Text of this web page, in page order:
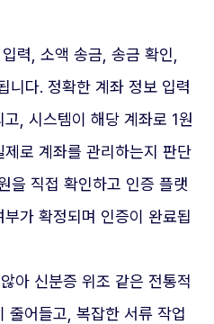
력, 소액 송금, 송금 확인,
니다. 정확한 계좌 정보 입력
, 시스템이 해당 계좌로 1원
로 계좌를 관리하는지 판단
을 직접 확인하고 인증 플랫
가 확정되며 인증이 완료됩
아 신분증 위조 같은 전통적
줄어들고, 복잡한 서류 작업